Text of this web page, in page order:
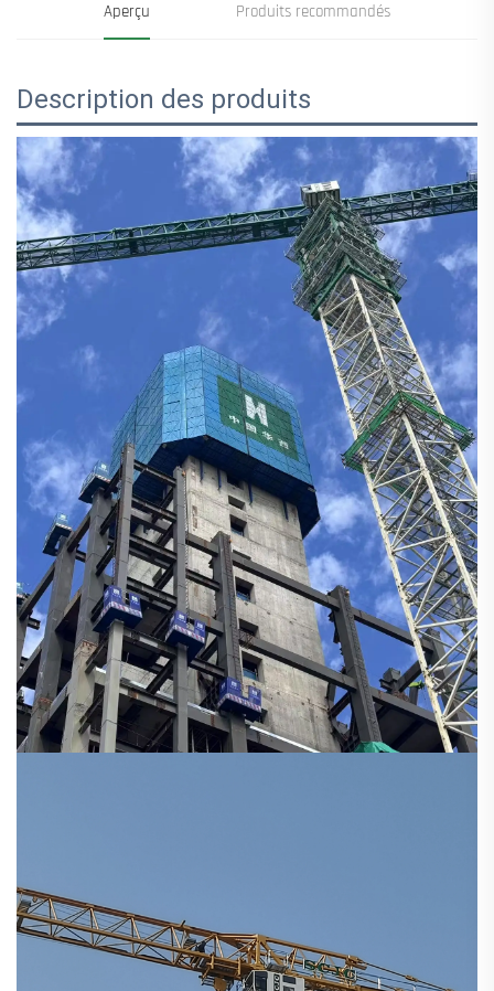
Aperçu Produits recommandés
Description des produits